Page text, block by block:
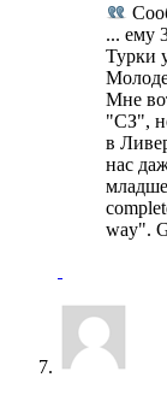
... ему
Турки
Мне
"СЗ",
в
нас
way".